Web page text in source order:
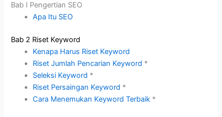
Bab I Pengertian SEO
Apa Itu SEO
Bab 2 Riset Keyword
Kenapa Harus Riset Keyword
Riset Jumlah Pencarian Keyword *
Seleksi Keyword *
Riset Persaingan Keyword *
Cara Menemukan Keyword Terbaik *